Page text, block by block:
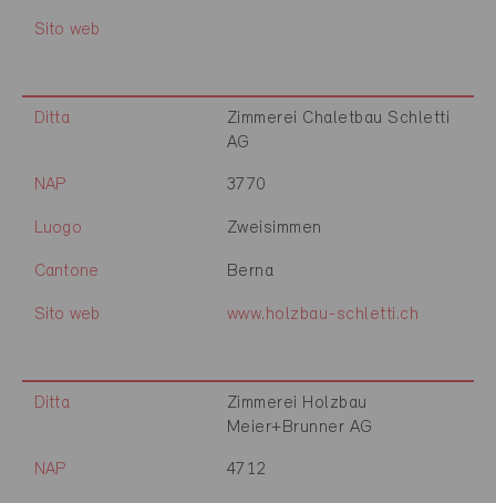
Sito web
Ditta
Zimmerei Chaletbau Schletti
AG
NAP 3770
Luogo Zweisimmen
Cantone Berna
Sito web www.holzbau-schletti.ch
Ditta
Zimmerei Holzbau
Meier+Brunner AG
NAP 4712